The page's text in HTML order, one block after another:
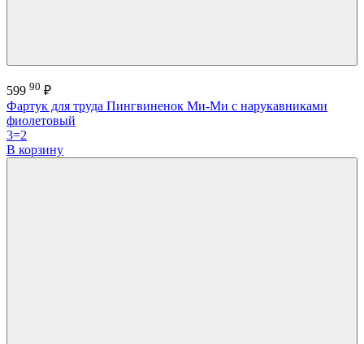
599 90 ₽
Фартук для труда Пингвиненок Ми-Ми с нарукавниками
фиолетовый
3=2
В корзину